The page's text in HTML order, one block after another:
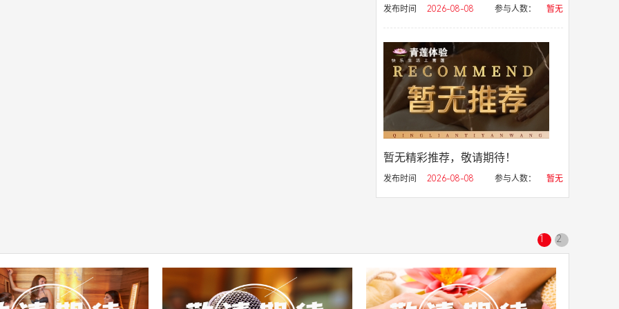
发布时间 2026-08-08 参与人数： 暂无
暂无精彩推荐，敬请期待！
发布时间 2026-08-08 参与人数： 暂无
1 2